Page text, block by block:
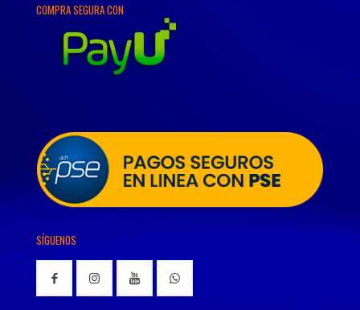
COMPRA SEGURA CON
SÍGUENOS